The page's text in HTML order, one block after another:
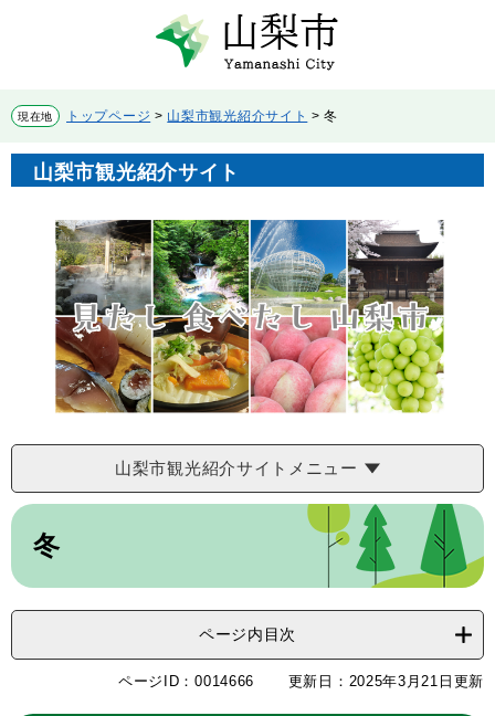
先
頭
で
を
飛
ば
現在地 トップページ > 山梨市観光紹介サイト >冬
山梨市観光紹介サイト
山梨市観光紹介サイトメニュー
本
冬
ページ内目次
ページID：0014666 更新日：2025年3月21日更新